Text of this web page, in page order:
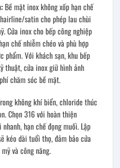
Bề mặt inox không xốp hạn chế
satin cho phép lau chùi
Cửa inox cho bếp công nghiệp
chế nhiễm chéo và phù hợp
phẩm. Với khách sạn, khu bếp
thuật, cửa inox giữ hình ảnh
chăm sóc bề mặt.
không khí biển, chloride thúc
Chọn 316 với hoàn thiện
hạn chế đọng muối. Lập
kéo dài tuổi thọ, đảm bảo cửa
và công năng.